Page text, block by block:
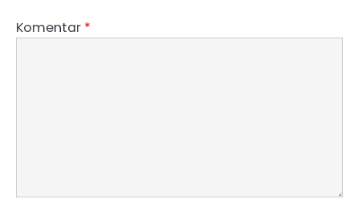
Komentar *